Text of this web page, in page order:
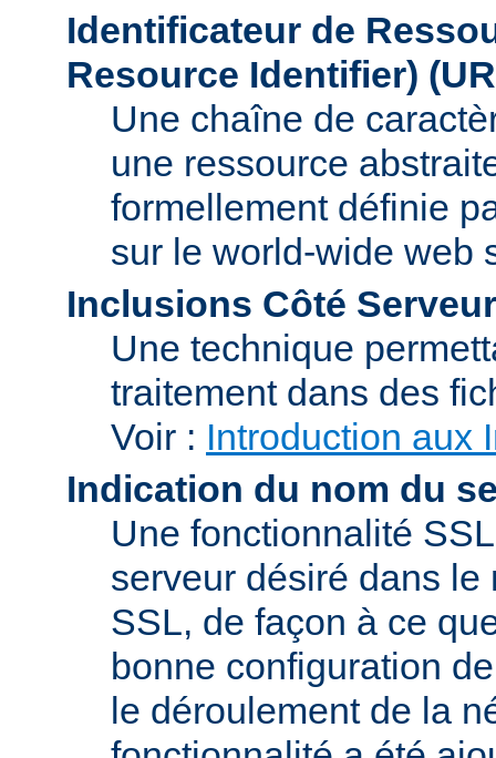
Identificateur de
Resource Identifier)
Une chaîne de
une ressource
formellement définie
sur le world-wide web
Inclusions Côté
Une technique
traitement dans des
Voir : Introduction aux
Indication du nom du
Une fonctionnalité
serveur désiré dans
SSL, de façon à ce
bonne configuration
le déroulement de la